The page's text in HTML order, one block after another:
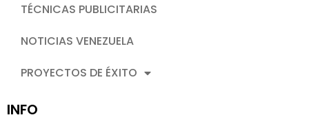
TÉCNICAS PUBLICITARIAS
NOTICIAS VENEZUELA
PROYECTOS DE ÉXITO
INFO